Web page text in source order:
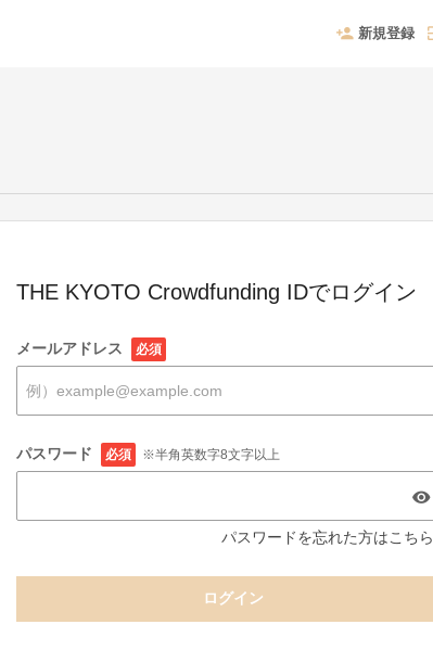
新規登録
THE KYOTO Crowdfunding IDでログイン
メールアドレス 必須
パスワード 必須 ※半角英数字8文字以上
パスワードを忘れた方はこちら
ログイン